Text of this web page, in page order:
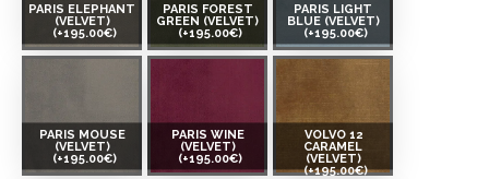
PARIS ELEPHANT
(VELVET)
(+195.00€)
PARIS FOREST
GREEN (VELVET)
(+195.00€)
PARIS LIGHT
BLUE (VELVET)
(+195.00€)
PARIS MOUSE
(VELVET)
(+195.00€)
PARIS WINE
(VELVET)
(+195.00€)
VOLVO 12
CARAMEL
(VELVET)
(+195.00€)